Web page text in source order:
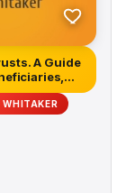
A Guide
WHITAKER